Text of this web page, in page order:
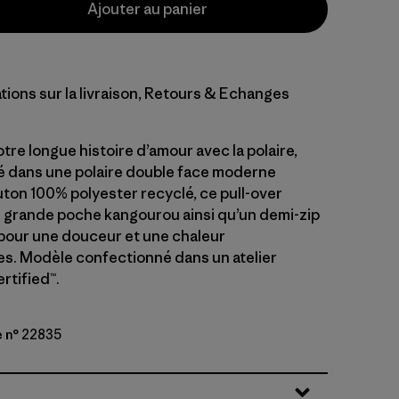
Ajouter au panier
sur la livraison, Retours & Echanges
longue histoire d’amour avec la polaire,
dans une polaire double face moderne
100% polyester recyclé, ce pull-over
poche kangourou ainsi qu’un demi-zip
une douceur et une chaleur
Modèle confectionné dans un atelier
n° 22835